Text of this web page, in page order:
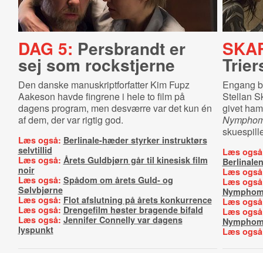
DAG 5: Persbrandt er
sej som rockstjerne
Den danske manuskriptforfatter Kim Fupz
Aakeson havde fingrene i hele to film på
dagens program, men desværre var det kun én
af dem, der var rigtig god.
Læs også: Berlinale-hæder styrker instruktørs
selvtillid
Læs også: Årets Guldbjørn går til kinesisk film
noir
Læs også: Spådom om årets Guld- og
Sølvbjørne
Læs også: Flot afslutning på årets konkurrence
Læs også: Drengefilm høster bragende bifald
Læs også: Jennifer Connelly var dagens
lyspunkt
Engang
Stellan
givet
Læs
Berlinalen
Læs
Læs
Læs
Læs
Læs